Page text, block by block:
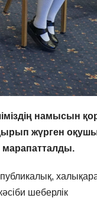
намысын
жүрген
марапатталды.
шеберлік